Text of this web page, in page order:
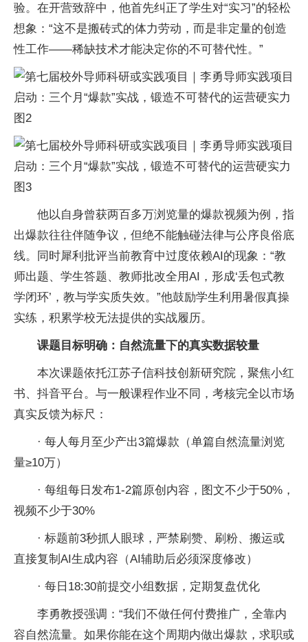
验。在开营致辞中，他首先纠正了学生对“实习”的轻松
想象：“这不是搬砖式的体力劳动，而是非定量的创造
性工作——稀缺技术才能决定你的不可替代性。”
他以自身曾获两百多万浏览量的爆款视频为例，指
出爆款往往伴随争议，但绝不能触碰法律与公序良俗底
线。同时犀利批评当前教育中过度依赖AI的现象：“教
师出题、学生答题、教师批改全用AI，形成‘丢包式教
学闭环’，教与学实质失效。”他鼓励学生利用暑假真操
实练，积累学校无法提供的实战履历。
课题目标明确：自然流量下的真实数据较量
本次课题依托江苏子信科技创新研究院，聚焦小红
书、抖音平台。与一般课程作业不同，考核完全以市场
真实反馈为标尺：
· 每人每月至少产出3篇爆款（单篇自然流量浏览
量≥10万）
· 每组每日发布1-2篇原创内容，图文不少于50%，
视频不少于30%
· 标题前3秒抓人眼球，严禁刷赞、刷粉、搬运或
直接复制AI生成内容（AI辅助后必须深度修改）
· 每日18:30前提交小组数据，定期复盘优化
李勇教授强调：“我们不做任何付费推广，全靠内
容自然流量。如果你能在这个周期内做出爆款，求职或